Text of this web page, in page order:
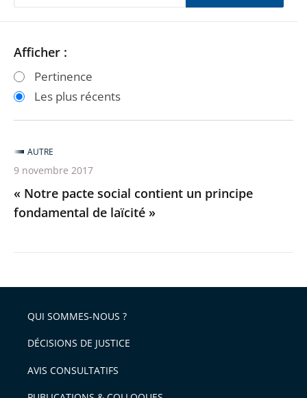
Passer
les
filtres
après
Passer
les
filtres
avant
Afficher :
Pertinence
Les plus récents
« Notre pacte social contient un principe
fondamental de laïcité »
AUTRE
9 novembre 2017
QUI SOMMES-NOUS ?
DÉCISIONS DE JUSTICE
AVIS CONSULTATIFS